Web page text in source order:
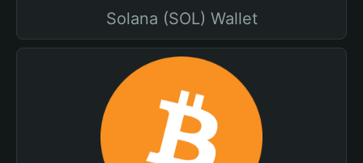
Solana (SOL) Wallet